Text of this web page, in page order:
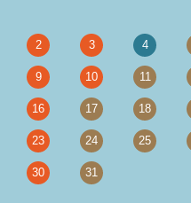
2 3 4
9 10 11
16 17 18
23 24 25
30 31